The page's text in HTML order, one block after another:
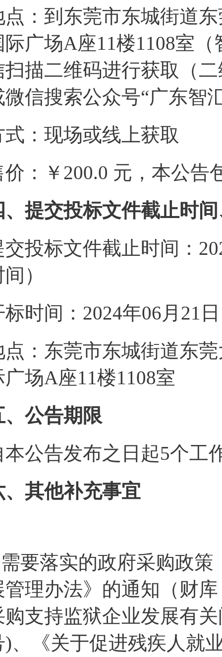
点：到东莞市东城街道
际广场A座11楼1108室
扫描二维码进行获取（
微信搜索公众号“广东智
式：现场或线上获取
价：￥200.0 元，本公告
、提交投标文件截止时
交投标文件截止时间：
）
标时间：2024年06月21
点：东莞市东城街道东
广场A座11楼1108室
、公告期限
本公告发布之日起5个工
、其他补充事宜
要落实的政府采购政
管理办法》的通知（财
购支持监狱企业发展有
)、《关于促进残疾人就